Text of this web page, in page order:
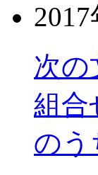
2017
次
組合
のう